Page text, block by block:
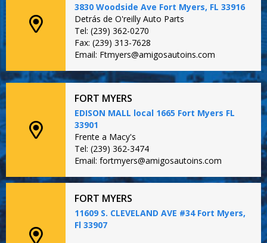
3830 Woodside Ave Fort Myers, FL 33916
Detrás de O'reilly Auto Parts
Tel: (239) 362-0270
Fax: (239) 313-7628
Email: Ftmyers@amigosautoins.com
FORT MYERS
EDISON MALL local 1665 Fort Myers FL
33901
Frente a Macy's
Tel: (239) 362-3474
Email: fortmyers@amigosautoins.com
FORT MYERS
11609 S. CLEVELAND AVE #34 Fort Myers,
Fl 33907